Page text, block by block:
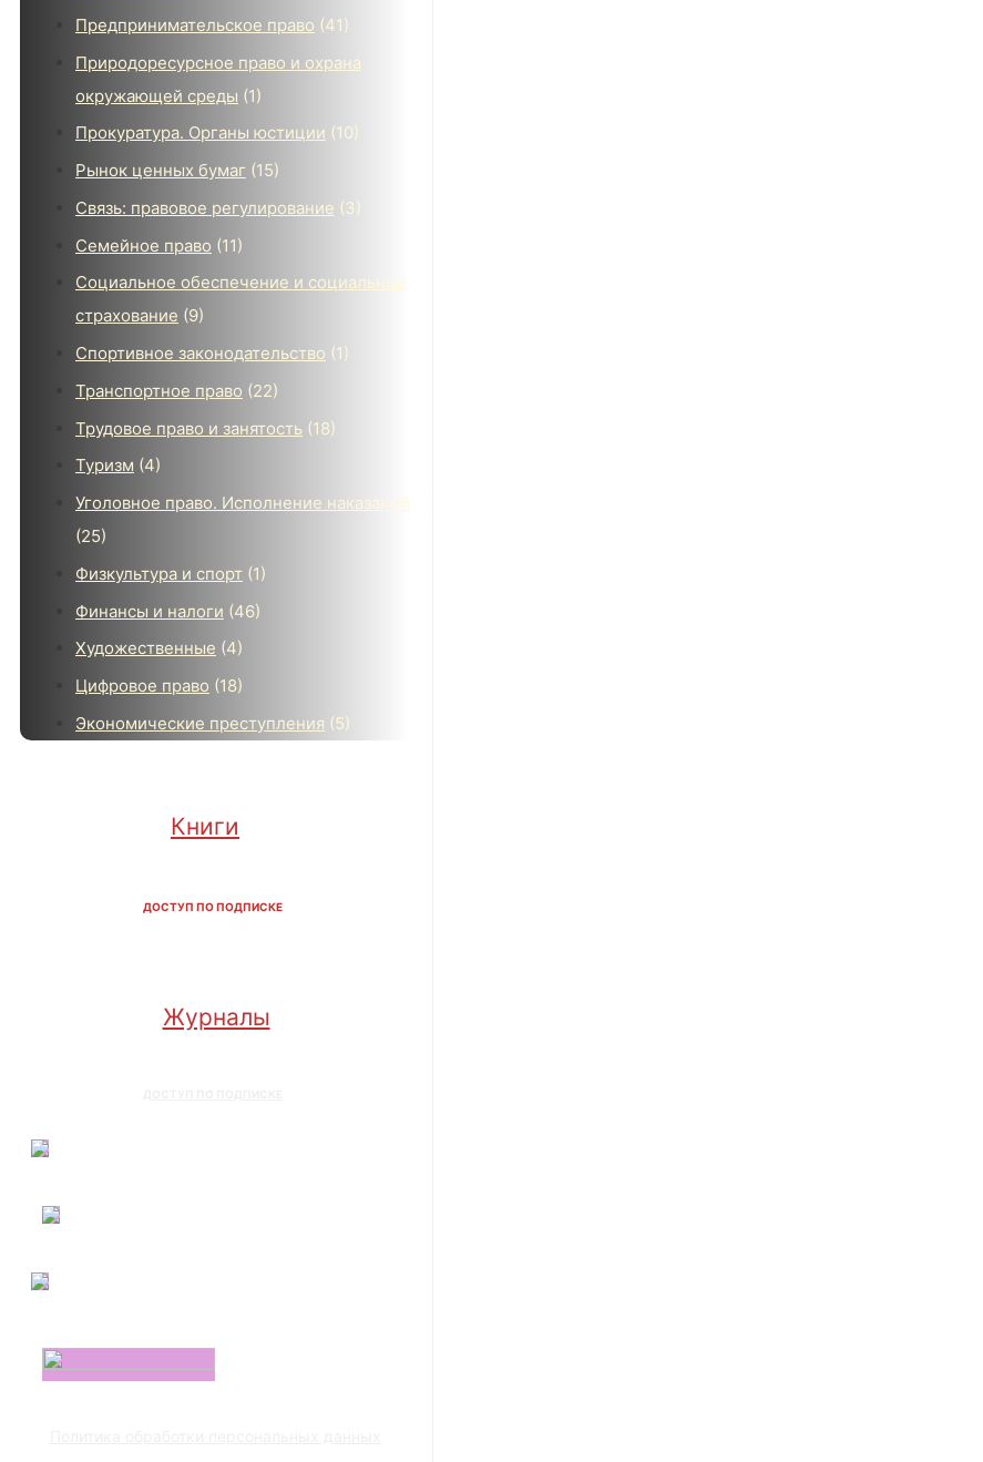
Предпринимательское право (41)
Природоресурсное право и охрана
окружающей среды (1)
Прокуратура. Органы юстиции (10)
Рынок ценных бумаг (15)
Связь: правовое регулирование (3)
Семейное право (11)
Социальное обеспечение и социальное
страхование (9)
Спортивное законодательство (1)
Транспортное право (22)
Трудовое право и занятость (18)
Туризм (4)
Уголовное право. Исполнение наказаний
(25)
Физкультура и спорт (1)
Финансы и налоги (46)
Художественные (4)
Цифровое право (18)
Экономические преступления (5)
Книги
ДОСТУП ПО ПОДПИСКЕ
Журналы